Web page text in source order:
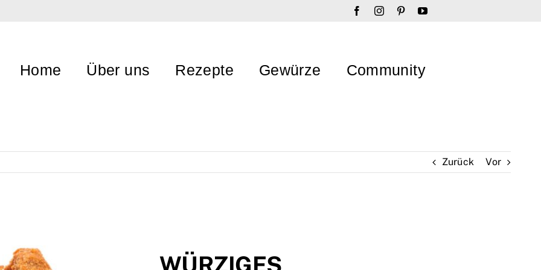
Home Über uns Rezepte Gewürze Community
Zurück Vor